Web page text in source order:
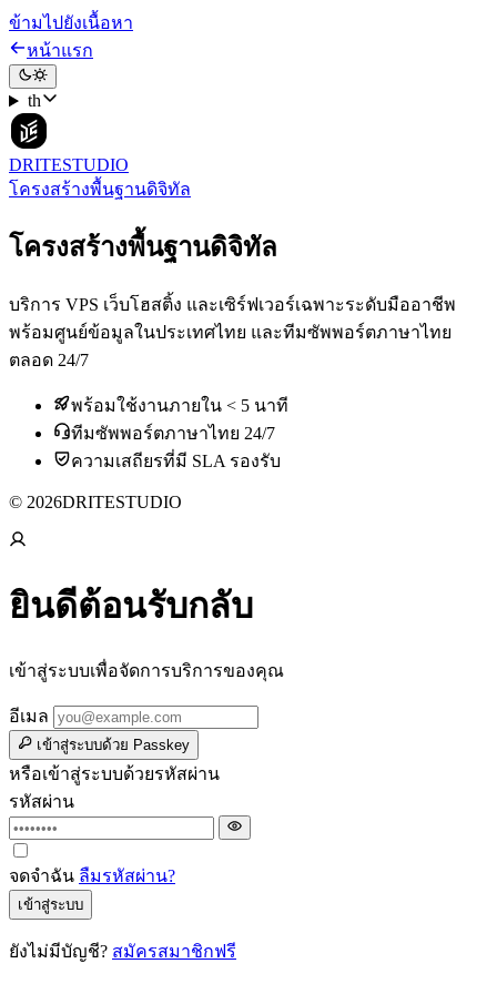
ข้ามไปยังเนื้อหา
หน้าแรก
th
DRITESTUDIO
โครงสร้างพื้นฐานดิจิทัล
โครงสร้างพื้นฐานดิจิทัล
บริการ VPS เว็บโฮสติ้ง และเซิร์ฟเวอร์เฉพาะระดับมืออาชีพ
พร้อมศูนย์ข้อมูลในประเทศไทย และทีมซัพพอร์ตภาษาไทย
ตลอด 24/7
พร้อมใช้งานภายใน < 5 นาที
ทีมซัพพอร์ตภาษาไทย 24/7
ความเสถียรที่มี SLA รองรับ
© 2026DRITESTUDIO
ยินดีต้อนรับกลับ
เข้าสู่ระบบเพื่อจัดการบริการของคุณ
อีเมล
เข้าสู่ระบบด้วย Passkey
หรือเข้าสู่ระบบด้วยรหัสผ่าน
รหัสผ่าน
จดจำฉัน ลืมรหัสผ่าน?
เข้าสู่ระบบ
ยังไม่มีบัญชี? สมัครสมาชิกฟรี